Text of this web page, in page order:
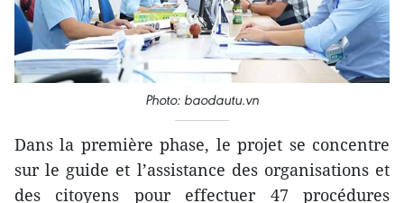
Photo: baodautu.vn
Dans la première phase, le projet se concentre
sur le guide et l’assistance des organisations et
des citoyens pour effectuer 47 procédures